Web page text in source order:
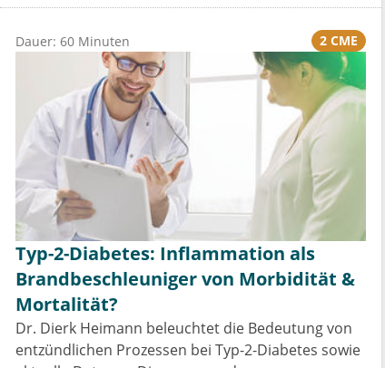
Dauer: 60 Minuten 2 CME
Typ-2-Diabetes: Inflammation als
Brandbeschleuniger von Morbidität &
Mortalität?
Dr. Dierk Heimann beleuchtet die Bedeutung von
entzündlichen Prozessen bei Typ-2-Diabetes sowie